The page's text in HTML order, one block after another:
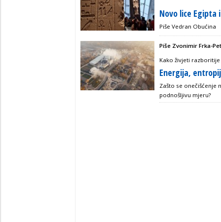
Novo lice
Piše Vedran Obućina
Piše Zvonimir Frka-
Kako živjeti
Energija,
Zašto se onečišćenje
podnošljivu mjeru?